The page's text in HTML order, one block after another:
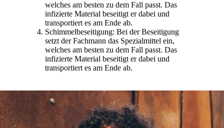
welches am besten zu dem Fall passt. Das
infizierte Material beseitigt er dabei und
transportiert es am Ende ab.
Schimmelbeseitigung: Bei der Beseitigung
setzt der Fachmann das Spezialmittel ein,
welches am besten zu dem Fall passt. Das
infizierte Material beseitigt er dabei und
transportiert es am Ende ab.